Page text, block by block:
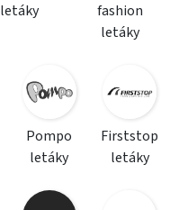
letáky
fashion
letáky
Pompo
letáky
Firststop
letáky